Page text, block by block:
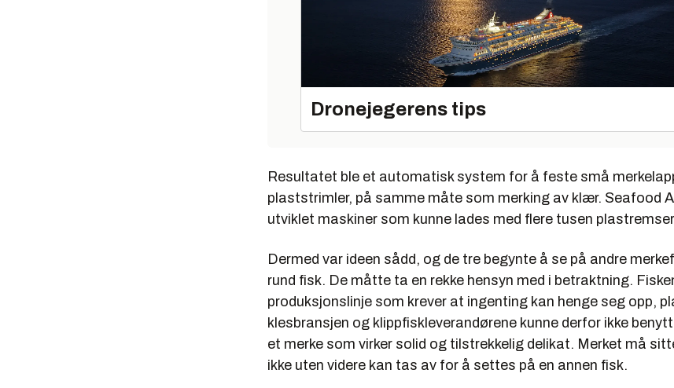
Dronejegerens tips
Resultatet ble et automatisk system for å feste små
plaststrimler, på samme måte som merking av klær. Seafood
utviklet maskiner som kunne lades med flere tusen
Dermed var ideen sådd, og de tre begynte å se på andre
rund fisk. De måtte ta en rekke hensyn med i betraktning.
produksjonslinje som krever at ingenting kan henge seg opp,
klesbransjen og klippfiskleverandørene kunne derfor ikke
et merke som virker solid og tilstrekkelig delikat. Merket må
ikke uten videre kan tas av for å settes på en annen fisk.